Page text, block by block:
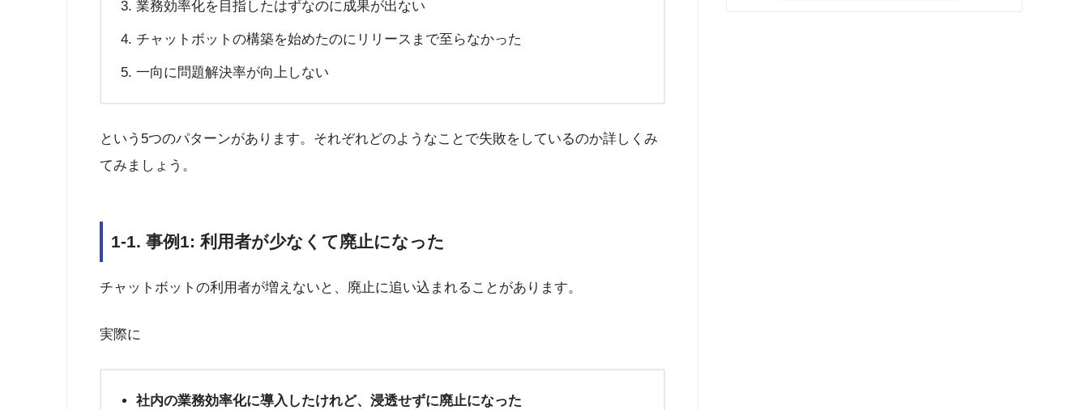
業務効率化を目指したはずなのに成果が出ない
チャットボットの構築を始めたのにリリースまで至らなかった
一向に問題解決率が向上しない
という5つのパターンがあります。それぞれどのようなことで失敗をしているのか詳しくみ
てみましょう。
1-1. 事例1: 利用者が少なくて廃止になった
チャットボットの利用者が増えないと、廃止に追い込まれることがあります。
実際に
社内の業務効率化に導入したけれど、浸透せずに廃止になった